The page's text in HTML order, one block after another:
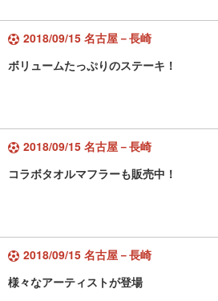
2018/09/15 名古屋－長崎
ボリュームたっぷりのステーキ！
2018/09/15 名古屋－長崎
コラボタオルマフラーも販売中！
2018/09/15 名古屋－長崎
様々なアーティストが登場